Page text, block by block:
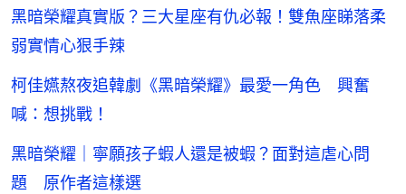
黑暗榮耀真實版？三大星座有仇必報！雙魚座睇落柔
弱實情心狠手辣
柯佳嬿熬夜追韓劇《黑暗榮耀》最愛一角色 興奮
喊：想挑戰！
黑暗榮耀｜寧願孩子蝦人還是被蝦？面對這虐心問
題 原作者這樣選